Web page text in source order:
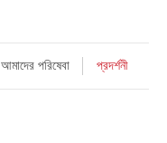
আমাদের পরিষেবা প্রদর্শনী